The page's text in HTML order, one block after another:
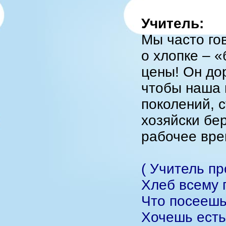
Учитель:
Мы часто
о хлопке –
цены! Он
чтобы наша
поколений,
хозяйски
рабочее
( Учитель
Хлеб всему
Что
Хочешь